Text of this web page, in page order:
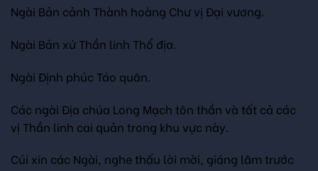
Ngài Bản cảnh Thành hoàng Chư vị Đại vương.
Ngài Bản xứ Thần linh Thổ địa.
Ngài Định phúc Táo quân.
Các ngài Địa chúa Long Mạch tôn thần và tất cả các
vị Thần linh cai quản trong khu vực này.
Cúi xin các Ngài, nghe thấu lời mời, giáng lâm trước